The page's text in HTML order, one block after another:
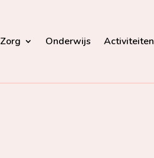
Zorg Onderwijs Activiteiten